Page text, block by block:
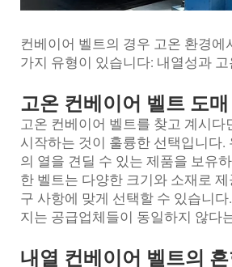
컨베이어 벨트의 경우 고온 환경에
가지 유형이 있습니다: 내열성과
고온 컨베이어 벨트 도매
고온 컨베이어 벨트를 찾고 계시다
시작하는 것이 훌륭한 선택입니다.
의 열을 견딜 수 있는 제품을 보유
한 벨트는 다양한 크기와 소재로
구 사항에 맞게 선택할 수 있습니
지는 공급업체들이 동일하지 않다
내열 컨베이어 벨트의